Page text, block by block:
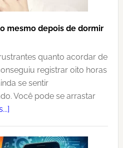
mesmo depois de dormir
quanto acordar de
registrar oito horas
se sentir
Você pode se arrastar